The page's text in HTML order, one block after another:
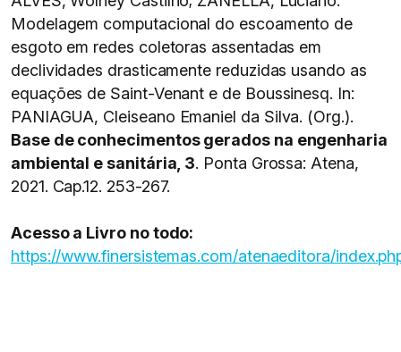
Modelagem computacional do escoamento de
esgoto em redes coletoras assentadas em
declividades drasticamente reduzidas usando as
equações de Saint-Venant e de Boussinesq. In:
PANIAGUA, Cleiseano Emaniel da Silva. (Org.).
Base de conhecimentos gerados na engenharia
ambiental e sanitária, 3. Ponta Grossa: Atena,
2021. Cap.12. 253-267.
Acesso a Livro no todo:
https://www.finersistemas.com/atenaeditora/